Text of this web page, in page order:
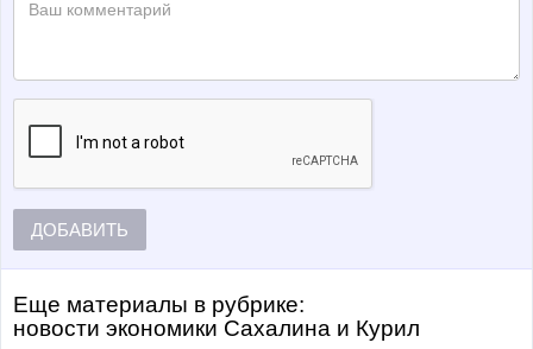
ДОБАВИТЬ
Еще материалы в рубрике:
Новости экономики Сахалина и Курил